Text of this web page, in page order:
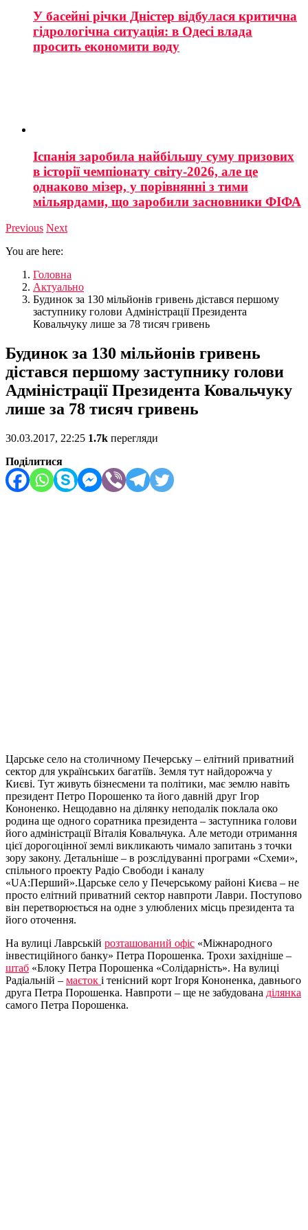
У басейні річки Дністер відбулася критична
гідрологічна ситуація: в Одесі влада
просить економити воду
Іспанія заробила найбільшу суму призових
в історії чемпіонату світу-2026, але це
однаково мізер, у порівнянні з тими
мільярдами, що заробили засновники ФІФА
Previous Next
You are here:
Головна
Актуально
Будинок за 130 мільйонів гривень дістався першому
заступнику голови Адміністрації Президента
Ковальчуку лише за 78 тисяч гривень
Будинок за 130 мільйонів гривень
дістався першому заступнику голови
Адміністрації Президента Ковальчуку
лише за 78 тисяч гривень
30.03.2017, 22:25 1.7k перегляди
Поділитися
Царське село на столичному Печерську – елітний приватний
сектор для українських багатіїв. Земля тут найдорожча у
Києві. Тут живуть бізнесмени та політики, має землю навіть
президент Петро Порошенко та його давній друг Ігор
Кононенко. Нещодавно на ділянку неподалік поклала око
родина ще одного соратника президента – заступника голови
його адміністрації Віталія Ковальчука. Але методи отримання
цієї дорогоцінної землі викликають чимало запитань з точки
зору закону. Детальніше – в розслідуванні програми «Схеми»,
спільного проекту Радіо Свободи і каналу
«UA:Перший».Царське село у Печерському районі Києва – не
просто елітний приватний сектор навпроти Лаври. Поступово
він перетворюється на одне з улюблених місць президента та
його оточення.
На вулиці Лаврській розташований офіс «Міжнародного
інвестиційного банку» Петра Порошенка. Трохи західніше –
штаб «Блоку Петра Порошенка «Солідарність». На вулиці
Радіальній – маєток і тенісний корт Ігоря Кононенка, давнього
друга Петра Порошенка. Навпроти – ще не забудована ділянка
самого Петра Порошенка.